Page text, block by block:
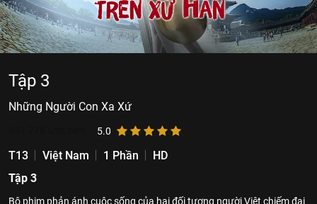
Tập 3
Những Người Con Xa Xứ
5.0
T13 Việt Nam 1 Phần
HD
Tập 3
Bộ phim phản ánh cuộc sống của hai đối tượng người Việt chiếm đại